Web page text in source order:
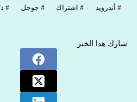
#أندرويد #اشتراك # جوجل #
شارك هذا الخبر